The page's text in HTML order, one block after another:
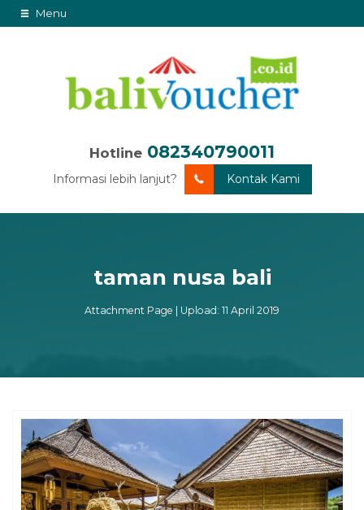
Menu
Hotline 082340790011
Informasi lebih lanjut? Kontak Kami
taman nusa bali
Attachment Page | Upload: 11 April 2019